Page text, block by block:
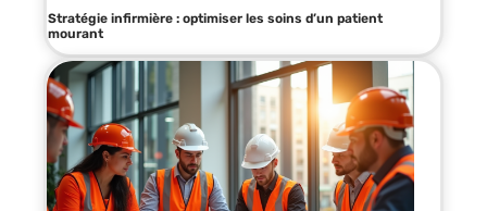
Stratégie infirmière : optimiser les soins d’un patient
mourant